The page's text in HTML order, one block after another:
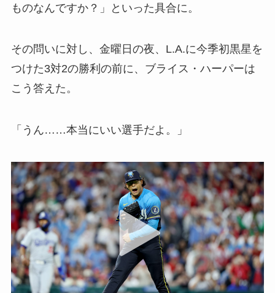
ものなんですか？」といった具合に。
その問いに対し、金曜日の夜、L.A.に今季初黒星を
つけた3対2の勝利の前に、ブライス・ハーパーは
こう答えた。
「うん……本当にいい選手だよ。」